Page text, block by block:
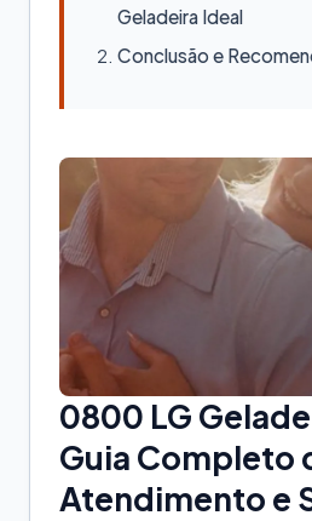
Geladeira Ideal
Conclusão e
0800 LG
Guia Completo
Atendimento e